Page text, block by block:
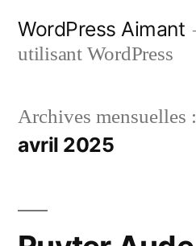
WordPress Aimant
utilisant WordPress
Archives mensuelles :
avril 2025